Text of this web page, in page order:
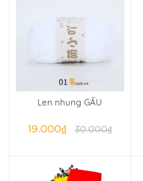
Len nhung GẤU
19.000₫ 30.000₫